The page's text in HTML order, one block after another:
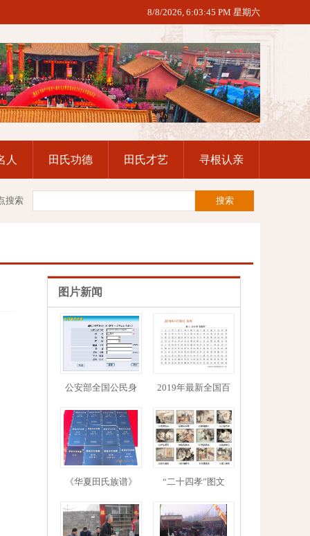
8/8/2026, 6:03:46 PM 星期六
45
人 田氏功德 田氏才艺 寻根认亲
搜索
图片新闻
公安部全国公民身 2019年最新全国百
《华夏田氏族谱》 “二十四孝”图文